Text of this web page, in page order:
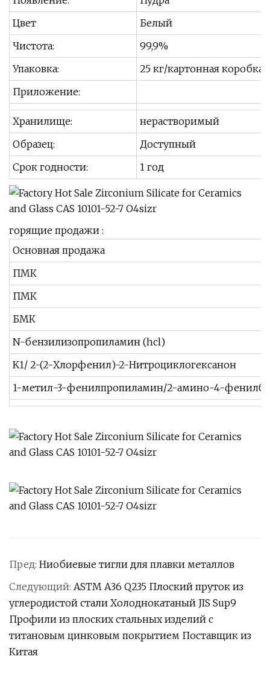
Цвет
Белый
Чистота:
99,9%
Упаковка:
25 кг/картонная коробка
Приложение:
Хранилище:
нерастворимый
Образец:
Доступный
Срок годности:
1 год
горящие продажи :
Основная продажа
ПМК
ПМК
БМК
N-бензилизопропиламин (hcl)
K1/ 2-(2-Хлорфенил)-2-Нитроциклогексанон
1-метил-3-фенилпропиламин/2-амино-4-
Пред: Ниобиевые тигли для плавки металлов
Следующий: ASTM A36 Q235 Плоский пруток из
углеродистой стали Холоднокатаный JIS Sup9
Профили из плоских стальных изделий с
титановым цинковым покрытием Поставщик из
Китая